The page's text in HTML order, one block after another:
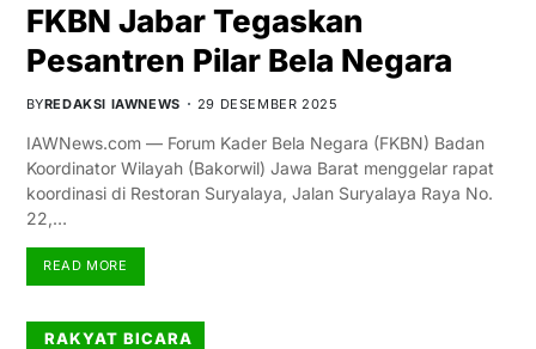
FKBN Jabar Tegaskan
Pesantren Pilar Bela Negara
BYREDAKSI IAWNEWS 29 DESEMBER 2025
IAWNews.com — Forum Kader Bela Negara (FKBN) Badan
Koordinator Wilayah (Bakorwil) Jawa Barat menggelar rapat
koordinasi di Restoran Suryalaya, Jalan Suryalaya Raya No.
22,…
READ MORE
RAKYAT BICARA